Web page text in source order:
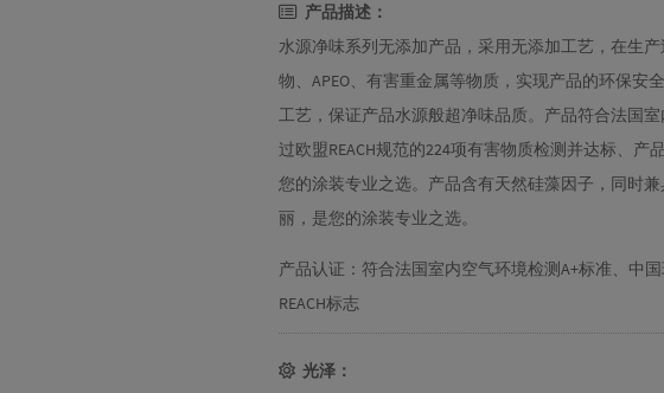
产品描述：
水源净味系列无添加产品，采用无添加工艺，在生
物、APEO、有害重金属等物质，实现产品的环保安
工艺，保证产品水源般超净味品质。产品符合法国
过欧盟REACH规范的224项有害物质检测并达标、产
您的涂装专业之选。产品含有天然硅藻因子，同时
丽，是您的涂装专业之选。
产品认证：符合法国室内空气环境检测A+标准、中
REACH标志
光泽：